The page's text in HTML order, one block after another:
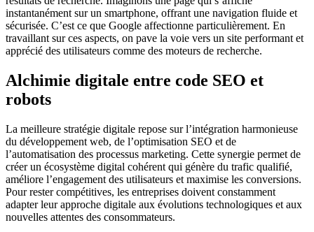
instantanément sur un smartphone, offrant une navigation fluide et
sécurisée. C’est ce que Google affectionne particulièrement. En
travaillant sur ces aspects, on pave la voie vers un site performant et
apprécié des utilisateurs comme des moteurs de recherche.
Alchimie digitale entre code SEO et
robots
La meilleure stratégie digitale repose sur l’intégration harmonieuse
du développement web, de l’optimisation SEO et de
l’automatisation des processus marketing. Cette synergie permet de
créer un écosystème digital cohérent qui génère du trafic qualifié,
améliore l’engagement des utilisateurs et maximise les conversions.
Pour rester compétitives, les entreprises doivent constamment
adapter leur approche digitale aux évolutions technologiques et aux
nouvelles attentes des consommateurs.